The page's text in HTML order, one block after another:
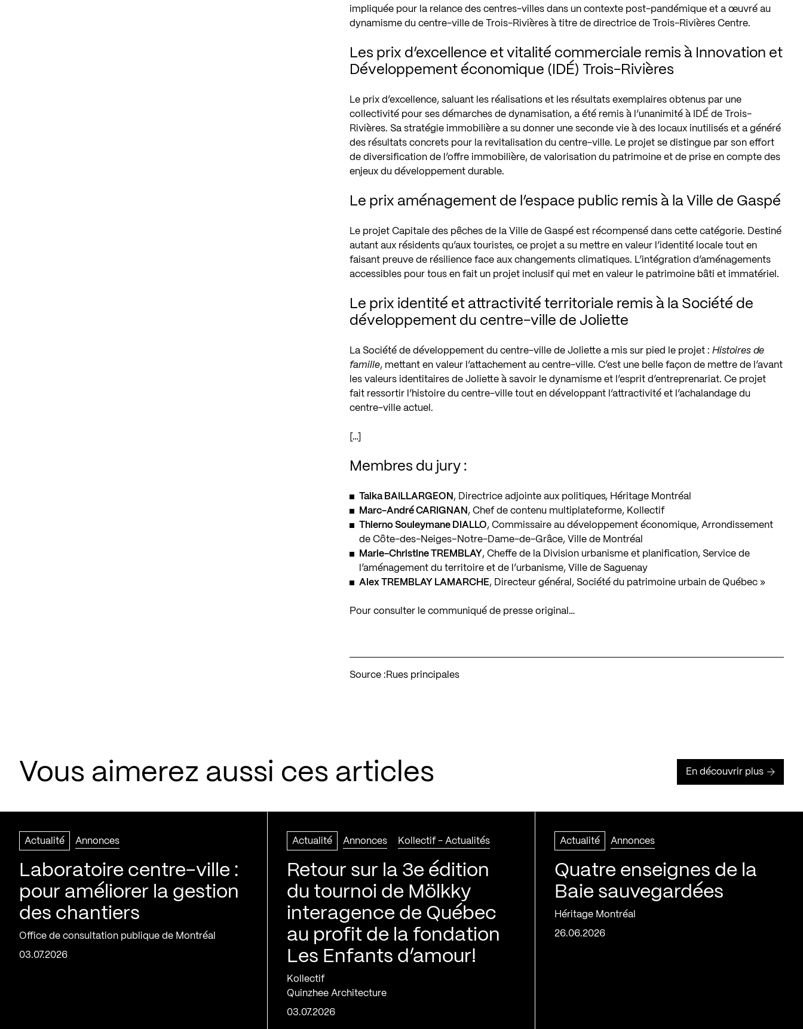
impliquée pour la relance des centres-villes dans un contexte post-pandémique et a œuvré au
dynamisme du centre-ville de Trois-Rivières à titre de directrice de Trois-Rivières Centre.
Les prix d’excellence et vitalité commerciale remis à Innovation et
Développement économique (IDÉ) Trois-Rivières
Le prix d’excellence, saluant les réalisations et les résultats exemplaires obtenus par une
collectivité pour ses démarches de dynamisation, a été remis à l’unanimité à IDÉ de Trois-
Rivières. Sa stratégie immobilière a su donner une seconde vie à des locaux inutilisés et a généré
des résultats concrets pour la revitalisation du centre-ville. Le projet se distingue par son effort
de diversification de l’offre immobilière, de valorisation du patrimoine et de prise en compte des
enjeux du développement durable.
Le prix aménagement de l’espace public remis à la Ville de Gaspé
Le projet Capitale des pêches de la Ville de Gaspé est récompensé dans cette catégorie. Destiné
autant aux résidents qu’aux touristes, ce projet a su mettre en valeur l’identité locale tout en
faisant preuve de résilience face aux changements climatiques. L’intégration d’aménagements
accessibles pour tous en fait un projet inclusif qui met en valeur le patrimoine bâti et immatériel.
Le prix identité et attractivité territoriale remis à la Société de
développement du centre-ville de Joliette
La Société de développement du centre-ville de Joliette a mis sur pied le projet :Histoires de
famille, mettant en valeur l’attachement au centre-ville. C’est une belle façon de mettre de l’avant
les valeurs identitaires de Joliette à savoir le dynamisme et l’esprit d’entreprenariat. Ce projet
fait ressortir l’histoire du centre-ville tout en développant l’attractivité et l’achalandage du
centre-ville actuel.
[…]
Membres du jury :
Taika BAILLARGEON , Directrice adjointe aux politiques, Héritage Montréal
Marc-André CARIGNAN , Chef de contenu multiplateforme, Kollectif
Thierno Souleymane DIALLO, Commissaire au développement économique, Arrondissement
de Côte-des-Neiges–Notre-Dame-de-Grâce, Ville de Montréal
Marie-Christine TREMBLAY, Cheffe de la Division urbanisme et planification, Service de
l’aménagement du territoire et de l’urbanisme, Ville de Saguenay
Alex TREMBLAY LAMARCHE, Directeur général, Société du patrimoine urbain de Québec »
Pour consulter le communiqué de presse original…
Source : Rues principales
Vous aimerez aussi ces articles En découvrir plus
Actualité Annonces
Laboratoire centre-ville :
pour améliorer la gestion
des chantiers
Office de consultation publique de Montréal
03.07.2026
Actualité Annonces Kollectif - Actualités
Retour sur la 3e édition
du tournoi de Mölkky
interagence de Québec
au profit de la fondation
Les Enfants d’amour!
Kollectif
Quinzhee Architecture
03.07.2026
Actualité Annonces
Quatre enseignes de la
Baie sauvegardées
Héritage Montréal
26.06.2026